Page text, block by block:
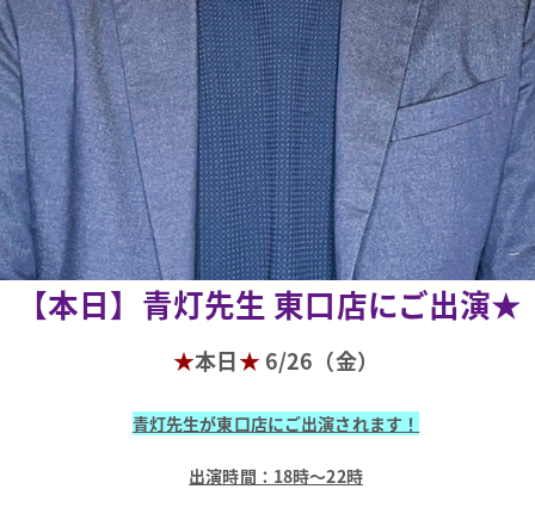
【本日】青灯先生 東口店にご出演★
★本日★ 6/26（金）
青灯先生が東口店にご出演されます！
出演時間：18時～22時